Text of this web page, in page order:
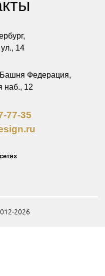
14
Федерация,
наб., 12
77-35
2026